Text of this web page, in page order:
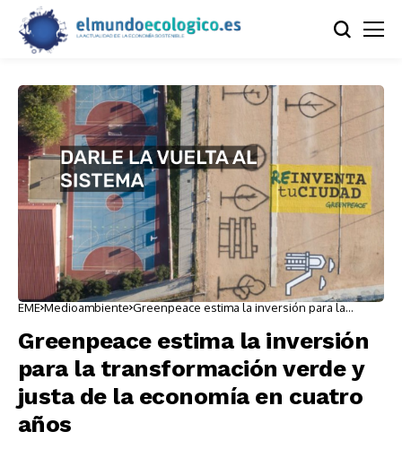
EME Medioambiente Greenpeace estima la inversión para la
transformación verde y justa de la economía
en cuatro años
Greenpeace estima la inversión
para la transformación verde y
justa de la economía en cuatro
años